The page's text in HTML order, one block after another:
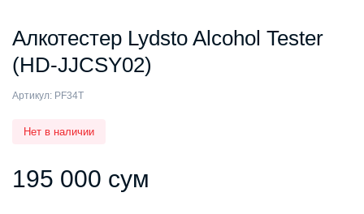
Алкотестер Lydsto Alcohol Tester
(HD-JJCSY02)
Артикул: PF34T
Нет в наличии
195 000 сум